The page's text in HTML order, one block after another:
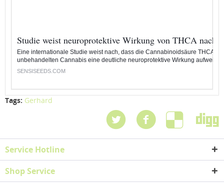
Studie weist neuroprotektive Wirkung von THCA nach
Eine internationale Studie weist nach, dass die Cannabinoidsäure THCA im
unbehandelten Cannabis eine deutliche neuroprotektive Wirkung
SENSISEEDS.COM
Tags: Gerhard
Service Hotline
Shop Service